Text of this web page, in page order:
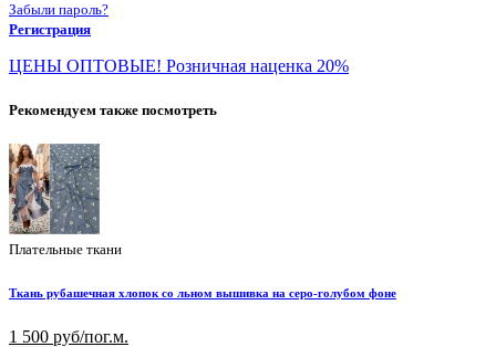
Забыли пароль?
Регистрация
ЦЕНЫ ОПТОВЫЕ! Розничная наценка 20%
Рекомендуем также посмотреть
Плательные ткани
Ткань рубашечная хлопок со льном вышивка на серо-голубом фоне
1 500 руб/пог.м.